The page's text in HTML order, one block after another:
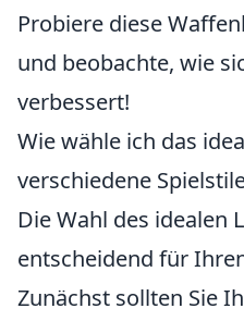
Probiere diese
und beobachte, wie
verbessert!
Wie wähle ich das
verschiedene
Die Wahl des idealen
entscheidend für
Zunächst sollten Sie